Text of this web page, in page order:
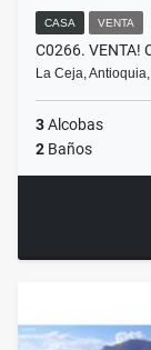
CASA VENTA
C0266. VENTA!
La Ceja,
3Alcobas
2 Baños